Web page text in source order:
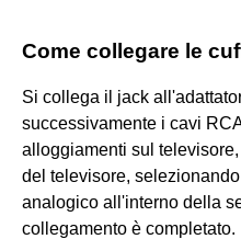
Come collegare le
Si collega il jack
successivamente i cavi
alloggiamenti sul
del televisore,
analogico all'interno della
collegamento è completato.